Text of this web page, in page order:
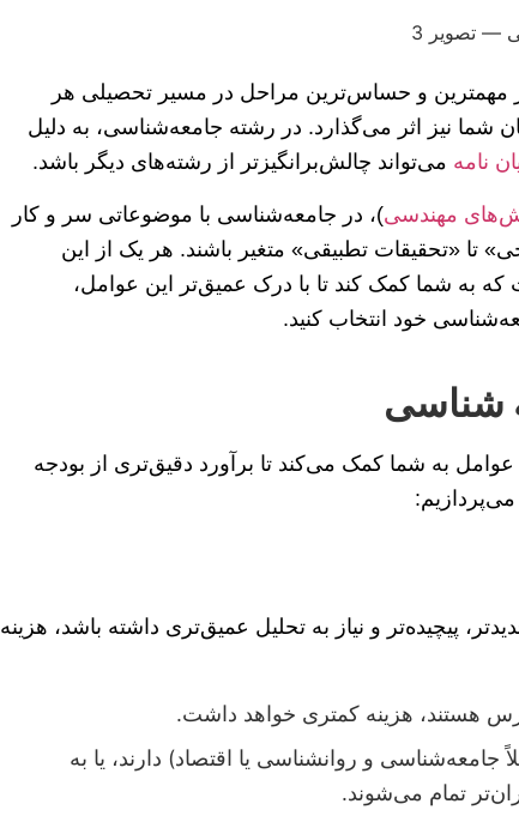
مهمترین و حساس‌ترین مراحل در مسیر تحصیلی هر
شما نیز اثر می‌گذارد. در رشته جامعه‌شناسی، به دلیل
نامه می‌تواند چالش‌برانگیزتر از رشته‌های دیگر باشد.
مهندسی)، در جامعه‌شناسی با موضوعاتی سر و کار
تا «تحقیقات تطبیقی» متغیر باشند. هر یک از این
که به شما کمک کند تا با درک عمیق‌تر این عوامل،
خود انتخاب کنید.
شناسی
به شما کمک می‌کند تا برآورد دقیق‌تری از بودجه
پیچیده‌تر و نیاز به تحلیل عمیق‌تری داشته باشد، هزینه
هستند، هزینه کمتری خواهد داشت.
و روانشناسی یا اقتصاد) دارند، یا به
تمام می‌شوند.